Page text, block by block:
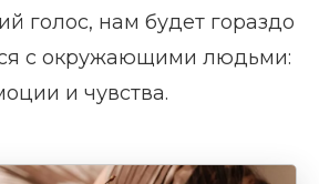
голос, нам будет гораздо
с окружающими людьми:
и чувства.